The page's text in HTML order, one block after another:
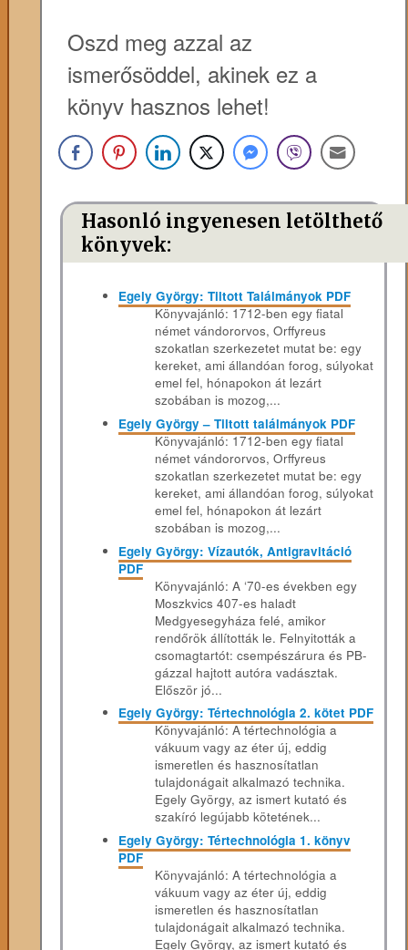
Oszd meg azzal az
ismerősöddel, akinek ez a
könyv hasznos lehet!
Hasonló ingyenesen letölthető
könyvek:
Egely György: Tiltott Találmányok PDF
Könyvajánló: 1712-ben egy fiatal
német vándororvos, Orffyreus
szokatlan szerkezetet mutat be: egy
kereket, ami állandóan forog, súlyokat
emel fel, hónapokon át lezárt
szobában is mozog,...
Egely György – Tiltott találmányok PDF
Könyvajánló: 1712-ben egy fiatal
német vándororvos, Orffyreus
szokatlan szerkezetet mutat be: egy
kereket, ami állandóan forog, súlyokat
emel fel, hónapokon át lezárt
szobában is mozog,...
Egely György: Vízautók, Antigravitáció
PDF
Könyvajánló: A ‘70-es években egy
Moszkvics 407-es haladt
Medgyesegyháza felé, amikor
rendőrök állították le. Felnyitották a
csomagtartót: csempészárura és PB-
gázzal hajtott autóra vadásztak.
Először jó...
Egely György: Tértechnológia 2. kötet PDF
Könyvajánló: A tértechnológia a
vákuum vagy az éter új, eddig
ismeretlen és hasznosítatlan
tulajdonágait alkalmazó technika.
Egely György, az ismert kutató és
szakíró legújabb kötetének...
Egely György: Tértechnológia 1. könyv
PDF
Könyvajánló: A tértechnológia a
vákuum vagy az éter új, eddig
ismeretlen és hasznosítatlan
tulajdonágait alkalmazó technika.
Egely György, az ismert kutató és